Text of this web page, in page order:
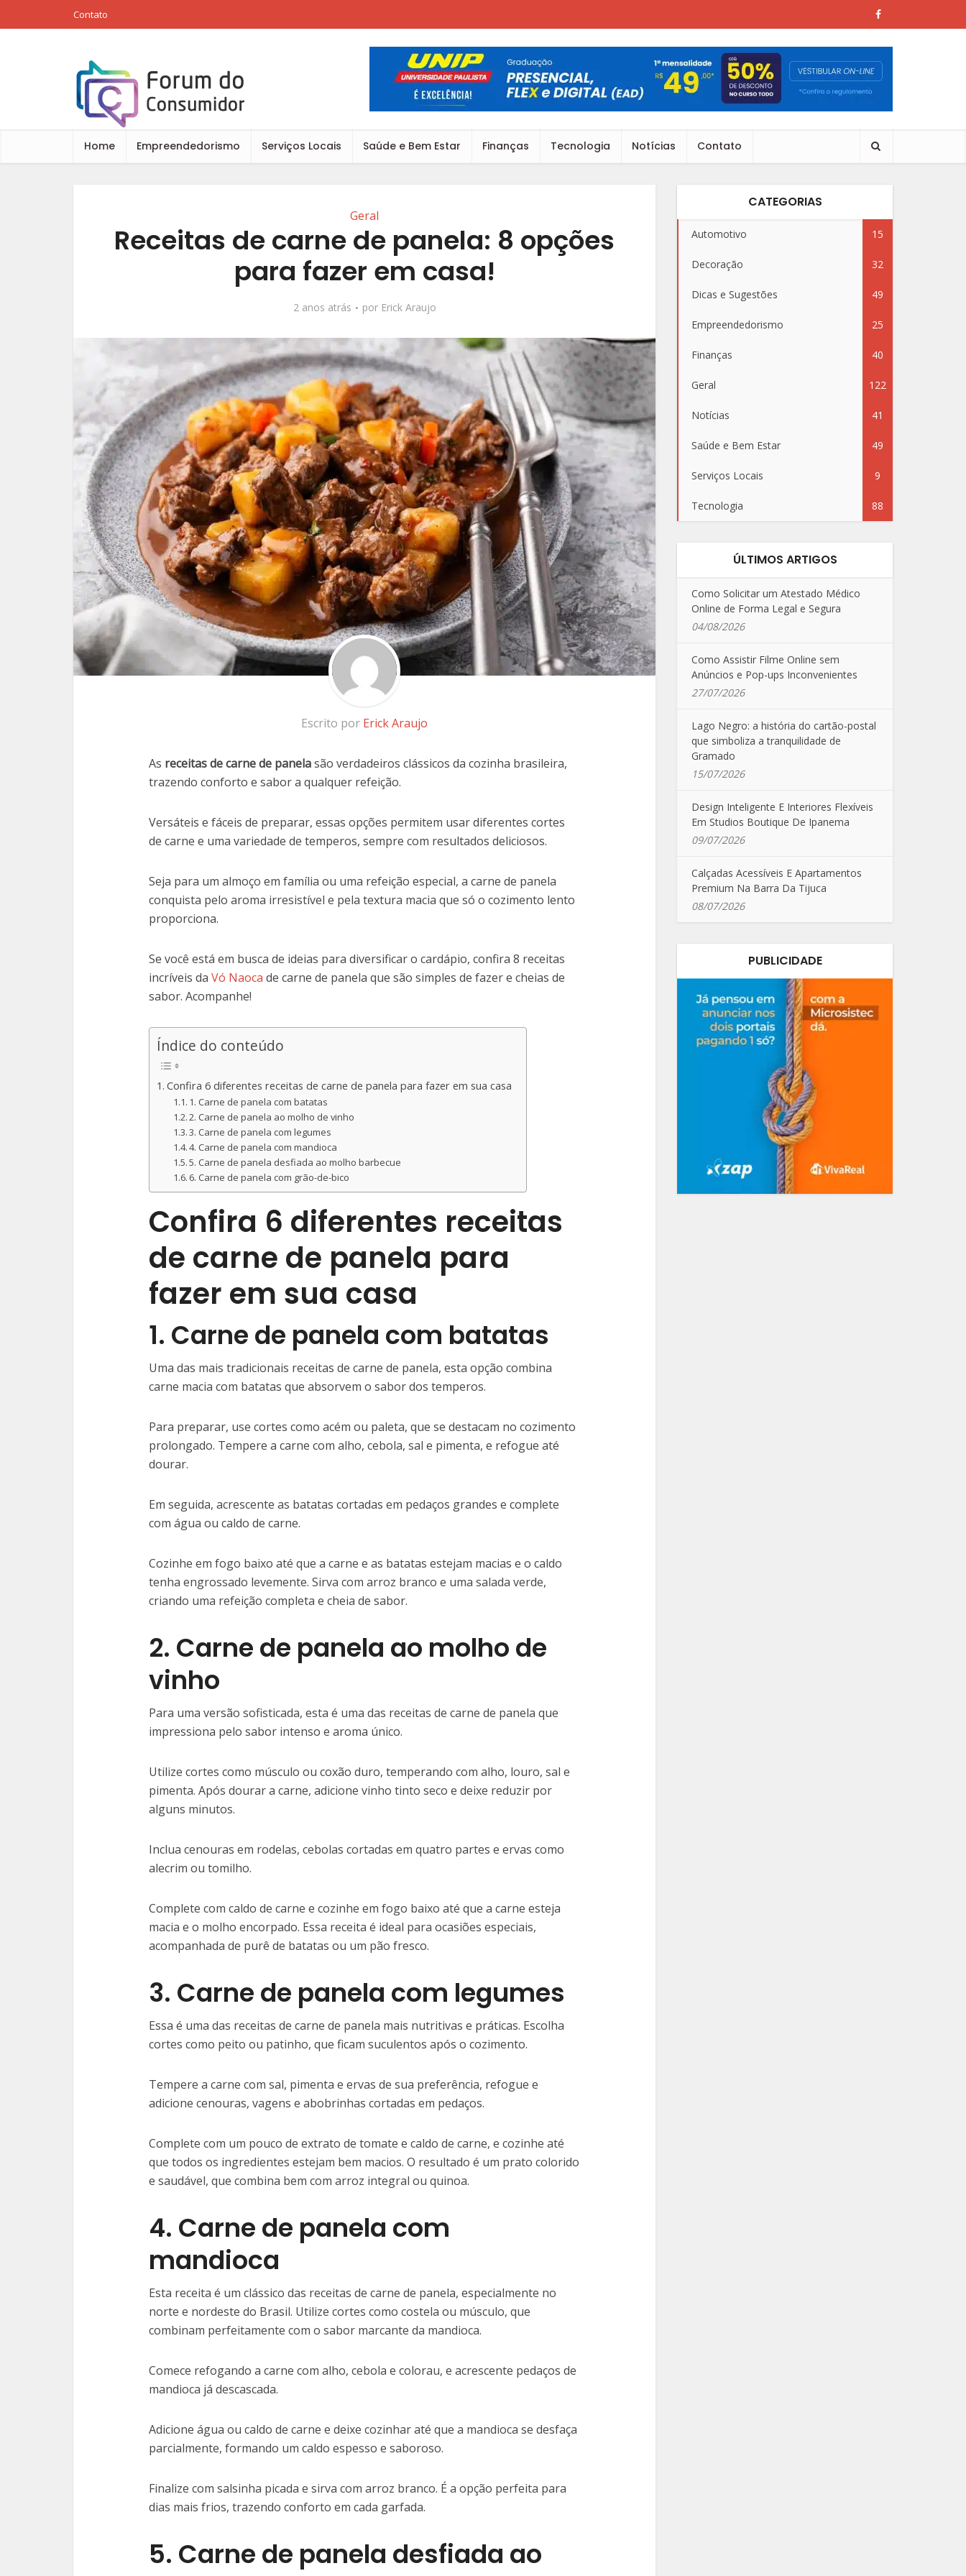
Contato
Home Empreendedorismo Serviços Locais Saúde e Bem Estar Finanças Tecnologia Notícias Contato
Geral
Receitas de carne de panela: 8 opções
para fazer em casa!
2 anos atrás por Erick Araujo
Escrito por Erick Araujo
As receitas de carne de panelasão verdadeiros clássicos da cozinha brasileira,
trazendo conforto e sabor a qualquer refeição.
Versáteis e fáceis de preparar, essas opções permitem usar diferentes cortes
de carne e uma variedade de temperos, sempre com resultados deliciosos.
Seja para um almoço em família ou uma refeição especial, a carne de panela
conquista pelo aroma irresistível e pela textura macia que só o cozimento lento
proporciona.
Se você está em busca de ideias para diversificar o cardápio, confira 8 receitas
incríveis da Vó Naoca de carne de panela que são simples de fazer e cheias de
sabor. Acompanhe!
Índice do conteúdo
Confira 6 diferentes receitas de carne de panela para fazer em sua casa
1. Carne de panela com batatas
2. Carne de panela ao molho de vinho
3. Carne de panela com legumes
4. Carne de panela com mandioca
5. Carne de panela desfiada ao molho barbecue
6. Carne de panela com grão-de-bico
Confira 6 diferentes receitas
de carne de panela para
fazer em sua casa
1. Carne de panela com batatas
Uma das mais tradicionais receitas de carne de panela, esta opção combina
carne macia com batatas que absorvem o sabor dos temperos.
Para preparar, use cortes como acém ou paleta, que se destacam no cozimento
prolongado. Tempere a carne com alho, cebola, sal e pimenta, e refogue até
dourar.
Em seguida, acrescente as batatas cortadas em pedaços grandes e complete
com água ou caldo de carne.
Cozinhe em fogo baixo até que a carne e as batatas estejam macias e o caldo
tenha engrossado levemente. Sirva com arroz branco e uma salada verde,
criando uma refeição completa e cheia de sabor.
2. Carne de panela ao molho de
vinho
Para uma versão sofisticada, esta é uma das receitas de carne de panela que
impressiona pelo sabor intenso e aroma único.
Utilize cortes como músculo ou coxão duro, temperando com alho, louro, sal e
pimenta. Após dourar a carne, adicione vinho tinto seco e deixe reduzir por
alguns minutos.
Inclua cenouras em rodelas, cebolas cortadas em quatro partes e ervas como
alecrim ou tomilho.
Complete com caldo de carne e cozinhe em fogo baixo até que a carne esteja
macia e o molho encorpado. Essa receita é ideal para ocasiões especiais,
acompanhada de purê de batatas ou um pão fresco.
3. Carne de panela com legumes
Essa é uma das receitas de carne de panela mais nutritivas e práticas. Escolha
cortes como peito ou patinho, que ficam suculentos após o cozimento.
Tempere a carne com sal, pimenta e ervas de sua preferência, refogue e
adicione cenouras, vagens e abobrinhas cortadas em pedaços.
Complete com um pouco de extrato de tomate e caldo de carne, e cozinhe até
que todos os ingredientes estejam bem macios. O resultado é um prato colorido
e saudável, que combina bem com arroz integral ou quinoa.
4. Carne de panela com
mandioca
Esta receita é um clássico das receitas de carne de panela, especialmente no
norte e nordeste do Brasil. Utilize cortes como costela ou músculo, que
combinam perfeitamente com o sabor marcante da mandioca.
Comece refogando a carne com alho, cebola e colorau, e acrescente pedaços de
mandioca já descascada.
Adicione água ou caldo de carne e deixe cozinhar até que a mandioca se desfaça
parcialmente, formando um caldo espesso e saboroso.
Finalize com salsinha picada e sirva com arroz branco. É a opção perfeita para
dias mais frios, trazendo conforto em cada garfada.
5. Carne de panela desfiada ao
CATEGORIAS
Automotivo 15
Decoração 32
Dicas e Sugestões 49
Empreendedorismo 25
Finanças 40
Geral 122
Notícias 41
Saúde e Bem Estar 49
Serviços Locais 9
Tecnologia 88
ÚLTIMOS ARTIGOS
Como Solicitar um Atestado Médico
Online de Forma Legal e Segura
04/08/2026
Como Assistir Filme Online sem
Anúncios e Pop-ups Inconvenientes
27/07/2026
Lago Negro: a história do cartão-postal
que simboliza a tranquilidade de
Gramado
15/07/2026
Design Inteligente E Interiores Flexíveis
Em Studios Boutique De Ipanema
09/07/2026
Calçadas Acessíveis E Apartamentos
Premium Na Barra Da Tijuca
08/07/2026
PUBLICIDADE